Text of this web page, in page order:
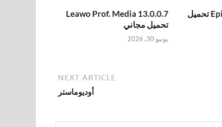
Epic Pen Pro 3.12.172 تحميل
Leawo Prof. Media 13.0.0.7
تحميل مجاني
يونيو 30, 2026
NEXT ARTICLE
أوديوماستر